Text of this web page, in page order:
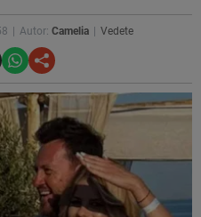
Autor: Camelia Vedete